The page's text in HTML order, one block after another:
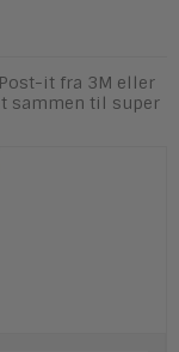
it fra 3M eller
sammen til super